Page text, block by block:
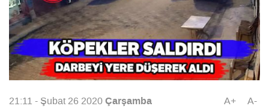
21:11 - Şubat 26 2020Çarşamba A+ A-